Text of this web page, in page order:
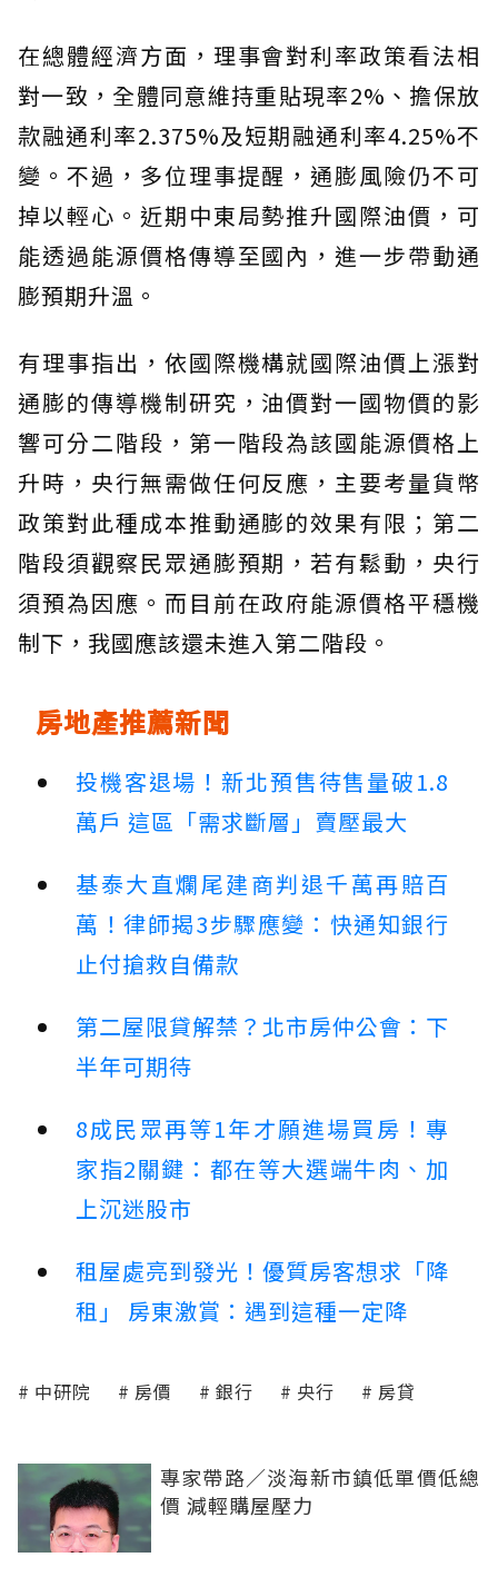
在總體經濟方面，理事會對利率政策看法相
對一致，全體同意維持重貼現率2%、擔保放
款融通利率2.375%及短期融通利率4.25%不
變。不過，多位理事提醒，通膨風險仍不可
掉以輕心。近期中東局勢推升國際油價，可
能透過能源價格傳導至國內，進一步帶動通
膨預期升溫。
有理事指出，依國際機構就國際油價上漲對
通膨的傳導機制研究，油價對一國物價的影
響可分二階段，第一階段為該國能源價格上
升時，央行無需做任何反應，主要考量貨幣
政策對此種成本推動通膨的效果有限；第二
階段須觀察民眾通膨預期，若有鬆動，央行
須預為因應。而目前在政府能源價格平穩機
制下，我國應該還未進入第二階段。
房地產推薦新聞
投機客退場！新北預售待售量破1.8
萬戶 這區「需求斷層」賣壓最大
基泰大直爛尾建商判退千萬再賠百
萬！律師揭3步驟應變：快通知銀行
止付搶救自備款
第二屋限貸解禁？北市房仲公會：下
半年可期待
8成民眾再等1年才願進場買房！專
家指2關鍵：都在等大選端牛肉、加
上沉迷股市
租屋處亮到發光！優質房客想求「降
租」 房東激賞：遇到這種一定降
中研院 房價 銀行 央行 房貸
專家帶路／淡海新市鎮低單價低總
價 減輕購屋壓力